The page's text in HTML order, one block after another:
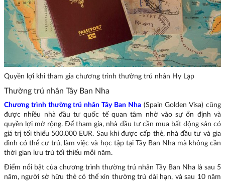
Quyền lợi khi tham gia chương trình thường trú nhân Hy Lạp
Thường trú nhân Tây Ban Nha
Chương trình thường trú nhân Tây Ban Nha(Spain Golden Visa) cũng
được nhiều nhà đầu tư quốc tế quan tâm nhờ vào sự ổn định và
quyền lợi mở rộng. Để tham gia, nhà đầu tư cần mua bất động sản có
giá trị tối thiểu 500.000 EUR. Sau khi được cấp thẻ, nhà đầu tư và gia
đình có thể cư trú, làm việc và học tập tại Tây Ban Nha mà không cần
thời gian lưu trú tối thiểu mỗi năm.
Điểm nổi bật của chương trình thường trú nhân Tây Ban Nha là sau 5
năm, người sở hữu thẻ có thể xin thường trú dài hạn, và sau 10 năm